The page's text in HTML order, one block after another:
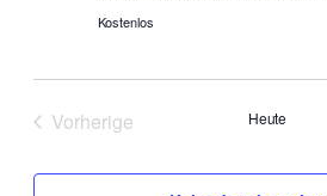
Kostenlos
Vorherige
Heute